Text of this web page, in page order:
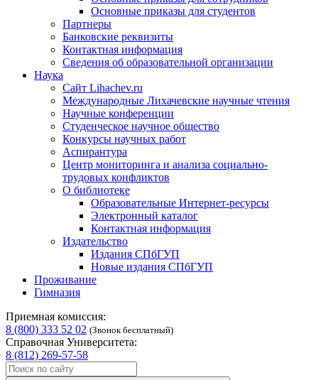
Основные приказы для студентов
Партнеры
Банковские реквизиты
Контактная информация
Сведения об образовательной организации
Наука
Сайт Lihachev.ru
Международные Лихачевские научные чтения
Научные конференции
Студенческое научное общество
Конкурсы научных работ
Аспирантура
Центр мониторинга и анализа социально-
трудовых конфликтов
О библиотеке
Образовательные Интернет-ресурсы
Электронный каталог
Контактная информация
Издательство
Издания СПбГУП
Новые издания СПбГУП
Проживание
Гимназия
Приемная комиссия:
8 (800) 333 52 02 (Звонок бесплатный)
Справочная Университета:
8 (812) 269-57-58